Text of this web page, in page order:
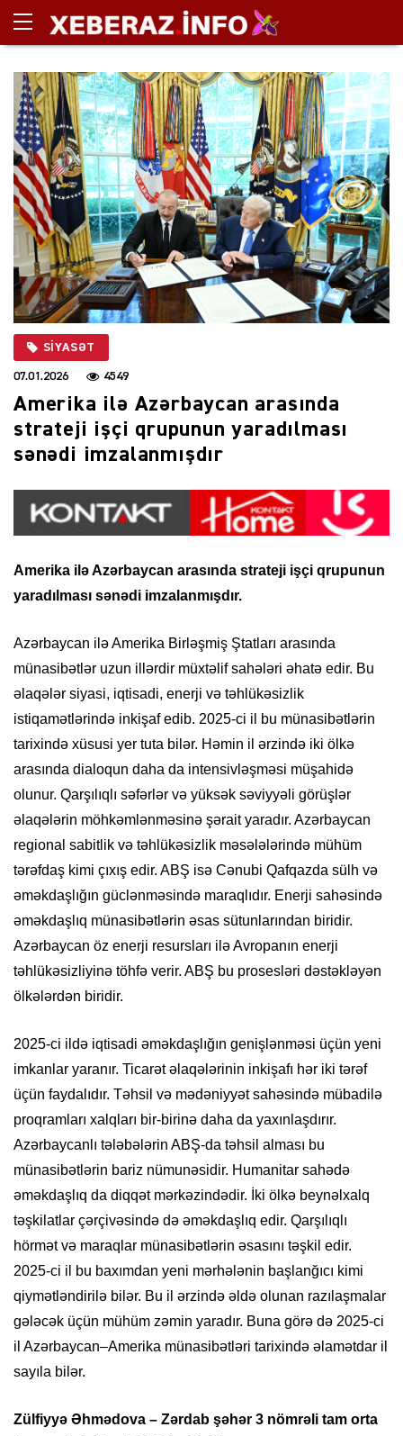
SIYASƏT
07.01.2026 4549
Amerika ilə Azərbaycan arasında
strateji işçi qrupunun yaradılması
sənədi imzalanmışdır
Amerika ilə Azərbaycan arasında strateji işçi qrupunun
yaradılması sənədi imzalanmışdır.
Azərbaycan ilə Amerika Birləşmiş Ştatları arasında
münasibətlər uzun illərdir müxtəlif sahələri əhatə edir. Bu
əlaqələr siyasi, iqtisadi, enerji və təhlükəsizlik
istiqamətlərində inkişaf edib. 2025-ci il bu münasibətlərin
tarixində xüsusi yer tuta bilər. Həmin il ərzində iki ölkə
arasında dialoqun daha da intensivləşməsi müşahidə
olunur. Qarşılıqlı səfərlər və yüksək səviyyəli görüşlər
əlaqələrin möhkəmlənməsinə şərait yaradır. Azərbaycan
regional sabitlik və təhlükəsizlik məsələlərində mühüm
tərəfdaş kimi çıxış edir. ABŞ isə Cənubi Qafqazda sülh və
əməkdaşlığın güclənməsində maraqlıdır. Enerji sahəsində
əməkdaşlıq münasibətlərin əsas sütunlarından biridir.
Azərbaycan öz enerji resursları ilə Avropanın enerji
təhlükəsizliyinə töhfə verir. ABŞ bu prosesləri dəstəkləyən
ölkələrdən biridir.
2025-ci ildə iqtisadi əməkdaşlığın genişlənməsi üçün yeni
imkanlar yaranır. Ticarət əlaqələrinin inkişafı hər iki tərəf
üçün faydalıdır. Təhsil və mədəniyyət sahəsində mübadilə
proqramları xalqları bir-birinə daha da yaxınlaşdırır.
Azərbaycanlı tələbələrin ABŞ-da təhsil alması bu
münasibətlərin bariz nümunəsidir. Humanitar sahədə
əməkdaşlıq da diqqət mərkəzindədir. İki ölkə beynəlxalq
təşkilatlar çərçivəsində də əməkdaşlıq edir. Qarşılıqlı
hörmət və maraqlar münasibətlərin əsasını təşkil edir.
2025-ci il bu baxımdan yeni mərhələnin başlanğıcı kimi
qiymətləndirilə bilər. Bu il ərzində əldə olunan razılaşmalar
gələcək üçün mühüm zəmin yaradır. Buna görə də 2025-ci
il Azərbaycan–Amerika münasibətləri tarixində əlamətdar il
sayıla bilər.
Zülfiyyə Əhmədova – Zərdab şəhər 3 nömrəli tam orta